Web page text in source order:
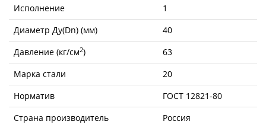
Исполнение
1
Диаметр Ду(Dn) (мм)
40
Давление (кг/см2)
63
Марка стали
20
Норматив
ГОСТ 12821-80
Страна производитель
Россия